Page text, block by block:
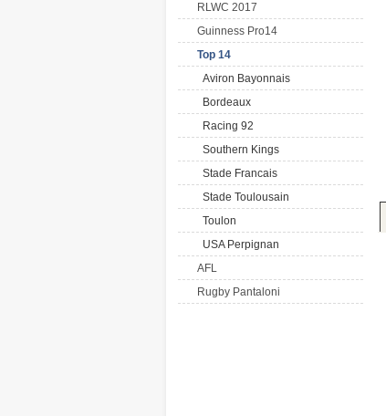
RLWC 2017
Guinness Pro14
Top 14
Aviron Bayonnais
Bordeaux
Racing 92
Southern Kings
Stade Francais
Stade Toulousain
Toulon
USA Perpignan
AFL
Rugby Pantaloni